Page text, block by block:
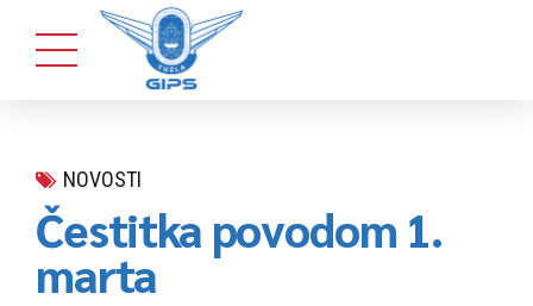
NOVOSTI
Čestitka povodom 1.
marta